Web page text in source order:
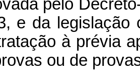
pelo
e da legislação
à prévia
ou de